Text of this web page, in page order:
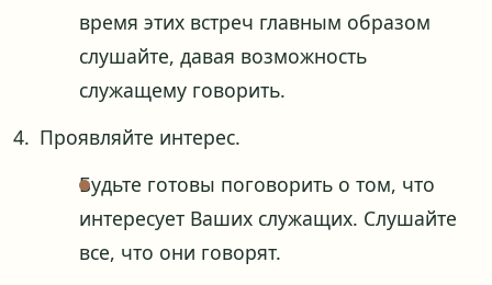
время этих встреч главным образом
слушайте, давая возможность
служащему говорить.
Проявляйте интерес.
Будьте готовы поговорить о том, что
интересует Ваших служащих. Слушайте
все, что они говорят.